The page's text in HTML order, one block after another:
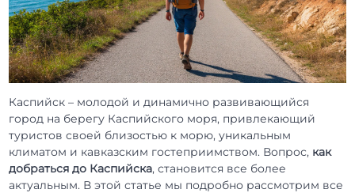
Каспийск – молодой и динамично развивающийся
город на берегу Каспийского моря, привлекающий
туристов своей близостью к морю, уникальным
климатом и кавказским гостеприимством. Вопрос, как
добраться до Каспийска, становится все более
актуальным. В этой статье мы подробно рассмотрим все